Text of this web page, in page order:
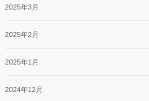
2025年3月
2025年2月
2025年1月
2024年12月